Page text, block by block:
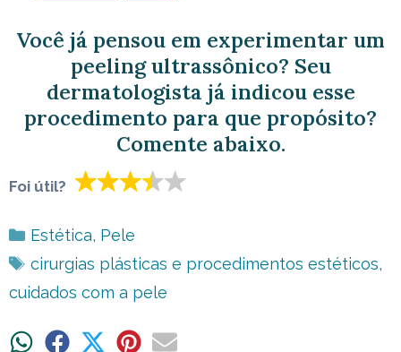
Você já pensou em experimentar um
peeling ultrassônico? Seu
dermatologista já indicou esse
procedimento para que propósito?
Comente abaixo.
Foi útil?
Categorias
Estética, Pele
Tags
cirurgias plásticas e procedimentos estéticos,
cuidados com a pele
ShareShare ShareShareShare